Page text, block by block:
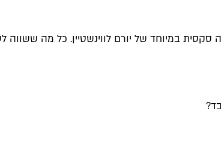
סקסית במיוחד של יורם לווינשטיין. כל מה